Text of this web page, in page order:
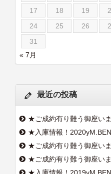
17
18 19
24
25 26
31
« 7月
最近の投稿
★ご成約有り難う御座いま
★入庫情報！
★ご成約有り難う御座いま
★ご成約有り難う御座いま
★入庫情報！